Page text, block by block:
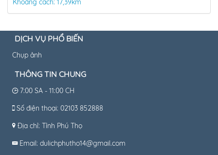
Khoảng cách: 17,39km
DỊCH VỤ PHỔ BIẾN
Chụp ảnh
THÔNG TIN CHUNG
7:00 SA - 11:00 CH
Số điện thoại: 02103 852888
Địa chỉ: Tỉnh Phú Thọ
Email: dulichphutho14@gmail.com